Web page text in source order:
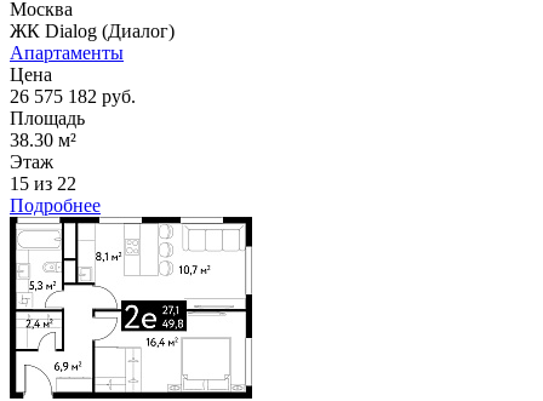
Москва
ЖК Dialog (Диалог)
Апартаменты
Цена
26 575 182 руб.
Площадь
38.30 м²
Этаж
15 из 22
Подробнее